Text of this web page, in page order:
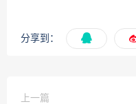
分享到：
上一篇